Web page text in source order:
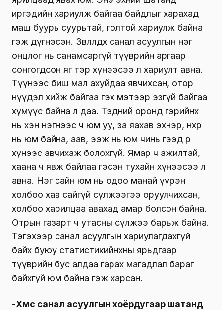
иргэдийн хариулж байгаа байдлыг харахад
маш буурь суурьтай, голтой хариулж байна
гэж дүгнэсэн. Зөвлөлдөх санал асуулгын нэг
онцлог нь санамсаргүй түүврийн аргаар
сонгогдсон яг тэр хүнээсээ л хариулт авна.
Түүнээс биш мал ахуйдаа явчихсан, отор
нүүдэл хийж байгаа гэх мэтээр эзгүй байгаа
хүмүүс байна л даа. Тэдний оронд гэрийнх
нь хэн нэгнээс ч юм уу, за яахав эхнэр, нөхөр
нь юм байна, аав, ээж нь юм чинь гээд өөр
хүнээс авчихаж болохгүй. Ямар ч ажилтай,
хаана ч явж байлаа гэсэн тухайн хүнээсээ л
авна. Нэг сайн юм нь одоо манай үүрэн
холбоо хаа сайгүй сүлжээгээ оруулчихсан,
холбоо харилцаа авахад амар болсон байна.
Отрын газарт ч утасны сүлжээ барьж байна.
Тэгэхээр санал асуулгын хариулагдахгүй
байх буюу статистикийнхны ярьдгаар
түүврийн бус алдаа гарах магадлал бараг
байхгүй юм байна гэж харсан.
-Хүмүүс санал асуулгын хоёрдугаар шатанд